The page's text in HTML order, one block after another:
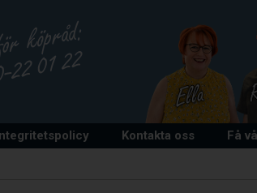
Kontakta oss Få